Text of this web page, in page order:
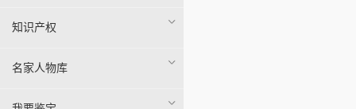
知识产权
名家人物库